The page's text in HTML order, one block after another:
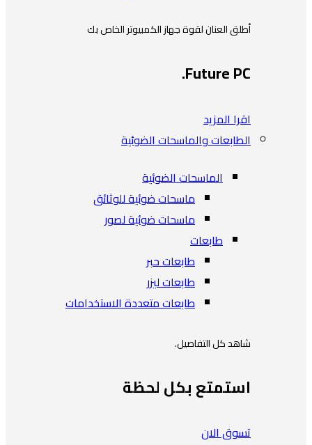
أطلق العنان لقوة جهاز الكمبيوتر الخاص بك
Future PC.
اقرا المزيد
الطابعات والماسحات الضوئية
الماسحات الضوئية
ماسحات ضوئية للوثائق
ماسحات ضوئية لصور
طابعات
طابعات حبر
طابعات ليزر
طابعات متعددة الاستخدامات
شاهد كل التفاصيل.
استمتع بكل لحظة
تسوق الان